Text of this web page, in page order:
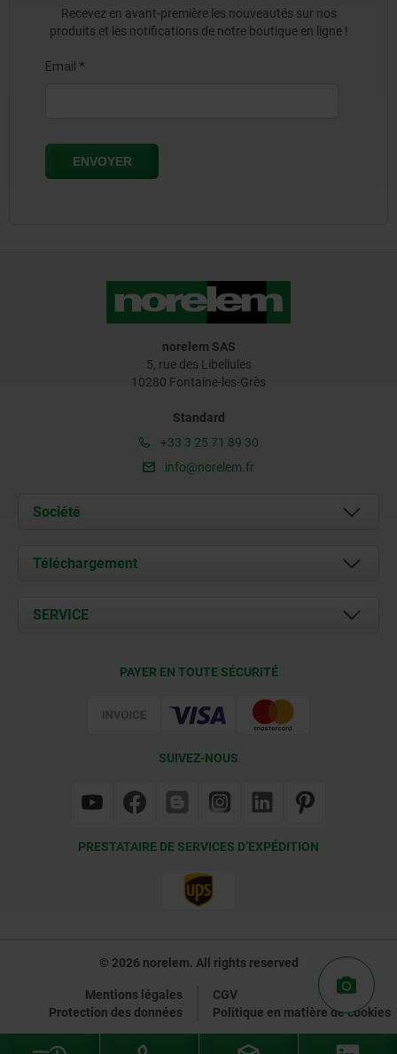
Recevez en avant-première les nouveautés sur nos
produits et les notifications de notre boutique en ligne !
norelem SAS
5, rue des Libellules
10280 Fontaine-les-Grès
Standard
+33 3 25 71 89 30
info@norelem.fr
Société
À propos de nous
Contact
Téléchargement
Documents
SERVICE
PAYER EN TOUTE SÉCURITÉ
SUIVEZ-NOUS
PRESTATAIRE DE SERVICES D’EXPÉDITION
© 2026 norelem. All rights reserved
Mentions légales
CGV
Protection des données
Politique en matière de cookies